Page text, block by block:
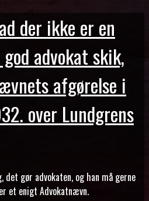
der ikke er en
advokat skik,
afgørelse i
over Lundgrens
det gør advokaten, og han må gerne
et enigt Advokatnævn.